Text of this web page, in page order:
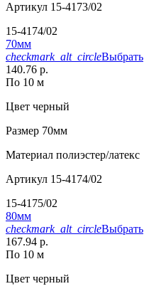
Артикул 15-4173/02
15-4174/02
70мм
checkmark_alt_circleВыбрать
140.76 р.
По 10 м
Цвет черный
Размер 70мм
Материал полиэстер/латекс
Артикул 15-4174/02
15-4175/02
80мм
checkmark_alt_circleВыбрать
167.94 р.
По 10 м
Цвет черный